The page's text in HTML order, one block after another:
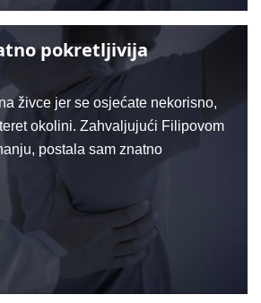
pokretljivija
živce jer se osjećate nekorisno,
okolini. Zahvaljujući Filipovom
postala sam znatno